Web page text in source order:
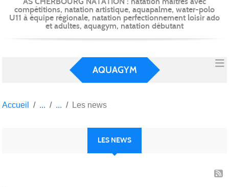
compétitions, natation artistique, aquapalme, water-polo
U11 à équipe régionale, natation perfectionnement loisir ado
et adultes, aquagym, natation débutant
AQUAGYM
Accueil Les news
LES NEWS